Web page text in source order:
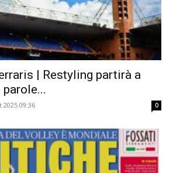
| Restyling partirà a
2025 09:36 0